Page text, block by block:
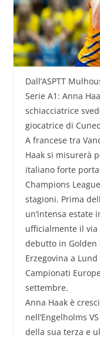
Dall’ASPTT
Serie A1: Anna
schiacciatrice
giocatrice di
A francese tra
Haak si misurerà
italiano forte
Champions
stagioni. Prima
un’intensa estate
ufficialmente il via
debutto in Golden
Erzegovina a
Campionati
settembre.
Anna Haak è
nell’Engelholms
della sua terza e